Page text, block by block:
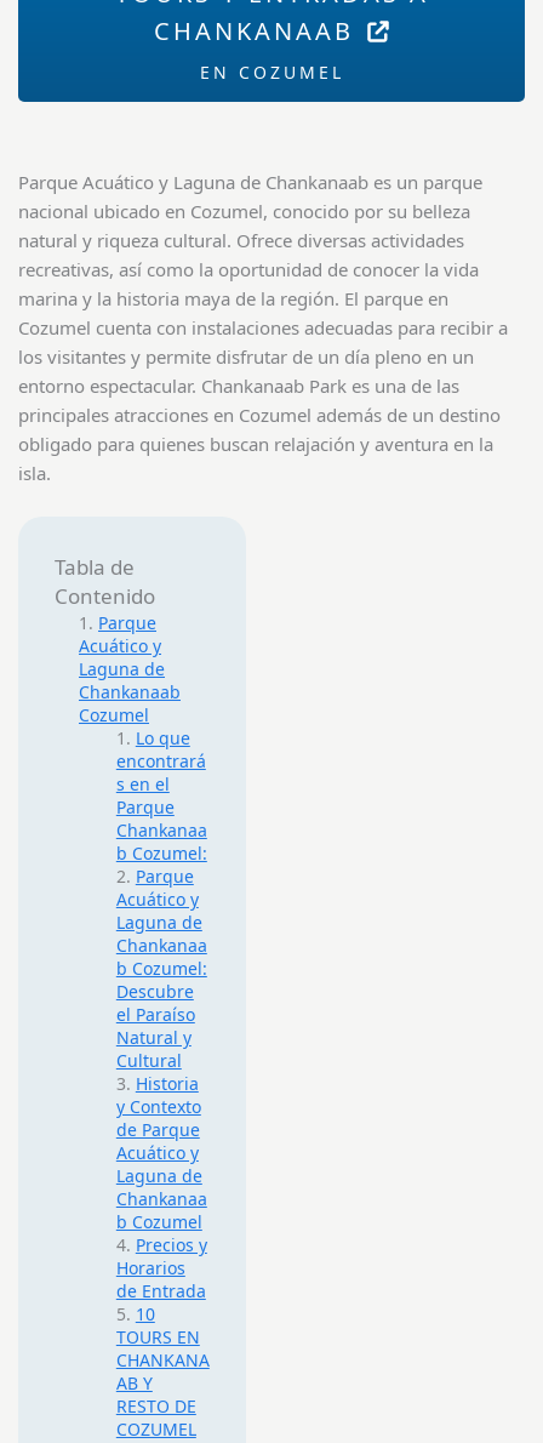
CHANKANAAB
EN COZUMEL
Parque Acuático y Laguna de Chankanaab es un parque
nacional ubicado en Cozumel, conocido por su belleza
natural y riqueza cultural. Ofrece diversas actividades
recreativas, así como la oportunidad de conocer la vida
marina y la historia maya de la región. El parque en
Cozumel cuenta con instalaciones adecuadas para recibir a
los visitantes y permite disfrutar de un día pleno en un
entorno espectacular. Chankanaab Park es una de las
principales atracciones en Cozumel además de un destino
obligado para quienes buscan relajación y aventura en la
isla.
Tabla de
Contenido
Parque
Acuático y
Laguna de
Chankanaab
Cozumel
Lo que
encontrará
s en el
Parque
Chankanaa
b Cozumel:
Parque
Acuático y
Laguna de
Chankanaa
b Cozumel:
Descubre
el Paraíso
Natural y
Cultural
Historia
y Contexto
de Parque
Acuático y
Laguna de
Chankanaa
b Cozumel
Precios y
Horarios
de Entrada
10
TOURS EN
CHANKANA
AB Y
RESTO DE
COZUMEL